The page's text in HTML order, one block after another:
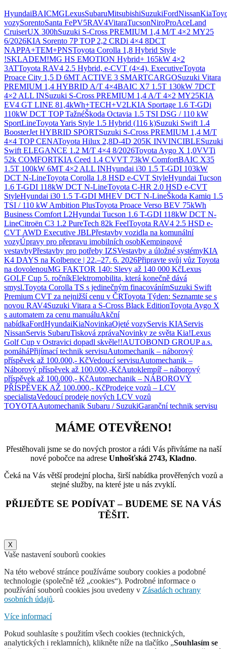
HyundaiBAICMGLexusSubaruMitsubishiSuzukiFordNissanKia
vozySorentoSanta FePV5RAV4VitaraTucsonNiroProAceLand
CruiserUX 300hSuzuki S-Cross PREMIUM 1,4 M/T 4×2 MY25
6/2026KIA Sorento 7P TOP 2,2 CRDi 4×4 8DCT
NAPPA+TEM+PNSToyota Corolla 1,8 Hybrid Style
!SKLADEM!MG HS EMOTION Hybrid+ 165kW 4×2
3ATToyota RAV4 2.5 Hybrid, e-CVT (4×4), ExecutiveToyota
Proace City 1,5 D 6MT ACTIVE 3 SMARTCARGOSuzuki Vitara
PREMIUM 1,4 HYBRID A/T 4×4BAIC X7 1.5T 130kW 7DCT
4×2 ALL INSuzuki S-Cross PREMIUM 1,4 A/T 4×2 MY25KIA
EV4 GT LINE 81,4kWh+TECH+V2LKIA Sportage 1.6 T-GDi
110kW DCT TOP TažnéŠkoda Octavia 1.5 TSI DSG / 110 kW
SportLineToyota Yaris Style 1.5 Hybrid (116 k)Suzuki Swift 1.4
BoosterJet HYBRID SPORTSuzuki S-Cross PREMIUM 1,4 M/T
4×4 TOP CENAToyota Hilux 2,8D-4D 205K INVINCIBLESuzuki
Swift ELEGANCE 1.2 M/T 4×4 8/2026Toyota Aygo X 1,0VVTi
52k COMFORTKIA Ceed 1.4 CVVT 73kW ComfortBAIC X35
1.5T 100kW 6MT 4×2 ALL INHyundai i30 1.5 T-GDI 103kW
DCT N-LineToyota Corolla 1.8 HSD e-CVT StyleHyundai Tucson
1.6 T-GDI 118kW DCT N-LineToyota C-HR 2.0 HSD e-CVT
StyleHyundai i30 1.5 T-GDI MHEV DCT N-LineŠkoda Kamiq 1.5
TSI / 110 kW Ambition PlusToyota Proace Verso BEV 75kWh
Business Comfort L2Hyundai Tucson 1.6 T-GDI 118kW DCT N-
LineCitroën C3 1.2 PureTech 82k FeelToyota RAV4 2.5 HSD e-
CVT AWD Executive JBLPřestavby vozidla na komunální
vozyÚpravy pro přepravu imobilních osobKempingové
vestavbyPřestavby pro potřeby IZSVestavby a úložné systémyKIA
K4 DAYS na Kolbence | 22.–27. 6. 2026Připravte svůj vůz Toyota
na dovolenouMG FAKTOR 140: Slevy až 140 000 KčLexus
GOLF Cup 5. ročníkElektromobilita, která konečně dává
smysl.Toyota Corolla TS s jedinečným finacovánímSuzuki Swift
Premium CVT za nejnižší cenu v ČRToyota Týden: Seznamte se s
novou RAV4Suzuki Vitara a S-Cross Black EditionToyota Aygo X
s automatem za cenu manuáluAkční
nabídkaFordHyundaiKiaNovinkaOjeté vozyServis KIAServis
NissanServis SubaruTisková zprávaNovinky ze světa Kia!Lexus
Golf Cup v Ostravici dopadl skvěle!!AUTOBOND GROUP a.s.
pomáháPřijímací technik servisuAutomechanik – náborový
příspěvek až 100.000,- KčVedoucí servisuAutomechanik –
Náborový příspěvek až 100.000,-KčAutoklempíř – náborový
příspěvek až 100.000,- KčAutomechanik – NÁBOROVÝ
PŘÍSPĚVEK AŽ 100.000,- KčProdejce vozů – LCV
specialistaVedoucí prodeje nových LCV vozů
TOYOTAAutomechanik Subaru / SuzukiGaranční technik servisu
MÁME OTEVŘENO!
Přestěhovali jsme se do nových prostor a rádi Vás přivítáme na naší
nové pobočce na adrese Unhošťská 2743, Kladno.
Čeká na Vás větší prodejní plocha, širší nabídka prověřených vozů a
stejné služby, na které jste u nás zvyklí.
PŘIJEĎTE SE PODÍVAT – BUDEME SE NA VÁS
TĚŠIT.
X
Vaše nastavení souborů cookies
Na této webové stránce používáme soubory cookies a podobné
technologie (společně též „cookies“). Podrobné informace o
používání souborů cookies jsou uvedeny v Zásadách ochrany
osobních údajů.
Více informací
Pokud souhlasíte s použitím všech cookies (technických,
analytických i reklamních), klikněte níže na tlačítko „Souhlasím se